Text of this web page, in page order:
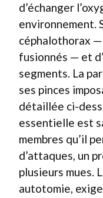
d’échanger
environnement.
céphalothorax
fusionnés — et
segments. La
ses pinces
détaillée ci-
essentielle est
membres qu’il
d’attaques, un
plusieurs mues.
autotomie,